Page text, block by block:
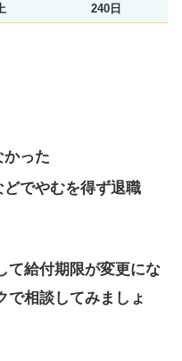
240日
かった
でやむを得ず退職
て給付期限が変更にな
で相談してみましょ